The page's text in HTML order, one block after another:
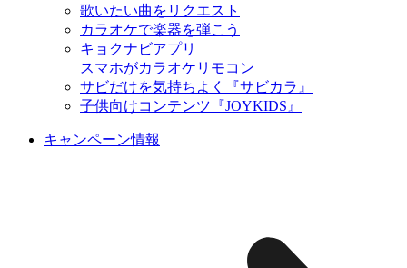
歌いたい曲をリクエスト
カラオケで楽器を弾こう
キョクナビアプリ
スマホがカラオケリモコン
サビだけを気持ちよく『サビカラ』
子供向けコンテンツ『JOYKIDS』
キャンペーン情報